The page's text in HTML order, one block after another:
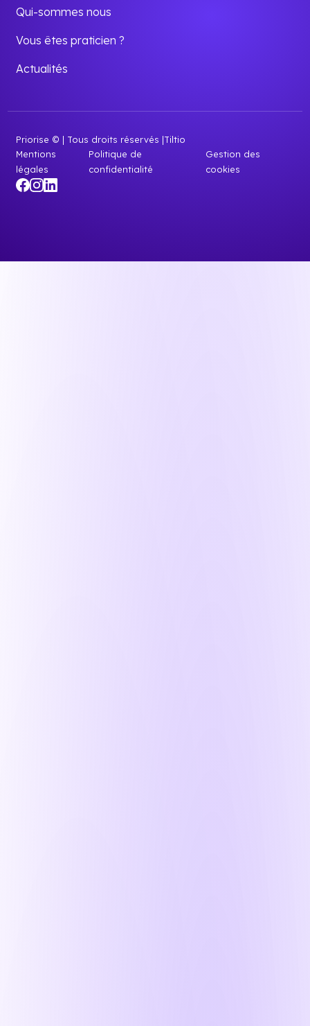
Qui-sommes nous
Vous êtes praticien ?
Actualités
Priorise © | Tous droits réservés |Tiltio
Mentions
légales
Politique de
confidentialité
Gestion des
cookies